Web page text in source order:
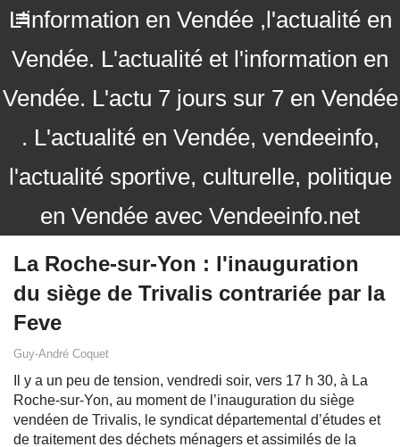
L'information en Vendée ,l'actualité en
Vendée. L'actualité et l'information en
Vendée. L'actu 7 jours sur 7 en Vendée
. L'actualité en Vendée, vendeeinfo,
l'actualité sportive, culturelle, politique
en Vendée avec Vendeeinfo.net
La Roche-sur-Yon : l'inauguration
du siège de Trivalis contrariée par la
Feve
Guy-André Coquet
Il y a un peu de tension, vendredi soir, vers 17 h 30, à La
Roche-sur-Yon, au moment de l’inauguration du siège
vendéen de Trivalis, le syndicat départemental d’études et
de traitement des déchets ménagers et assimilés de la